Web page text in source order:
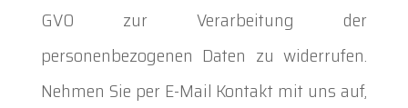
GVO zur Verarbeitung der
personenbezogenen Daten zu widerrufen.
Nehmen Sie per E-Mail Kontakt mit uns auf,